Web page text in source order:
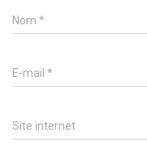
Nom *
E-mail *
Site internet